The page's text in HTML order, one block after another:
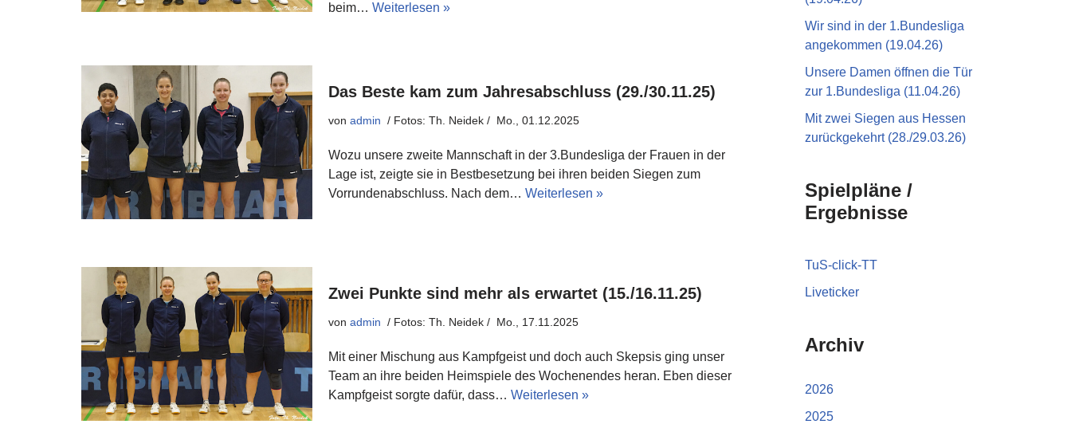
beim… Weiterlesen »
Das Beste kam zum Jahresabschluss (29./30.11.25)
von admin Mo., 01.12.2025
Wozu unsere zweite Mannschaft in der 3.Bundesliga der Frauen in der
Lage ist, zeigte sie in Bestbesetzung bei ihren beiden Siegen zum
Vorrundenabschluss. Nach dem… Weiterlesen »
Zwei Punkte sind mehr als erwartet (15./16.11.25)
von admin Mo., 17.11.2025
Mit einer Mischung aus Kampfgeist und doch auch Skepsis ging unser
Team an ihre beiden Heimspiele des Wochenendes heran. Eben dieser
Kampfgeist sorgte dafür, dass… Weiterlesen »
Wir sind in der 1.Bundesliga
angekommen (19.04.26)
Unsere Damen öffnen die Tür
zur 1.Bundesliga (11.04.26)
Mit zwei Siegen aus Hessen
zurückgekehrt (28./29.03.26)
Spielpläne /
Ergebnisse
TuS-click-TT
Liveticker
Archiv
2026
2025